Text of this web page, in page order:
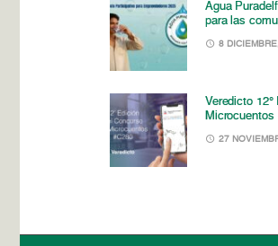
Agua
para las
8
Veredicto
Microcuentos
27